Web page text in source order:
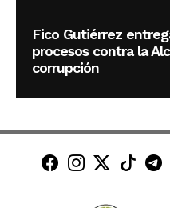
Fico Gutiérrez
procesos contra la
corrupción
Minuto30 en
Minuto30